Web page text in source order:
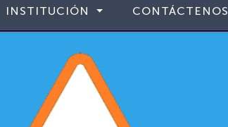
INSTITUCIÓN CONTÁCTENOS